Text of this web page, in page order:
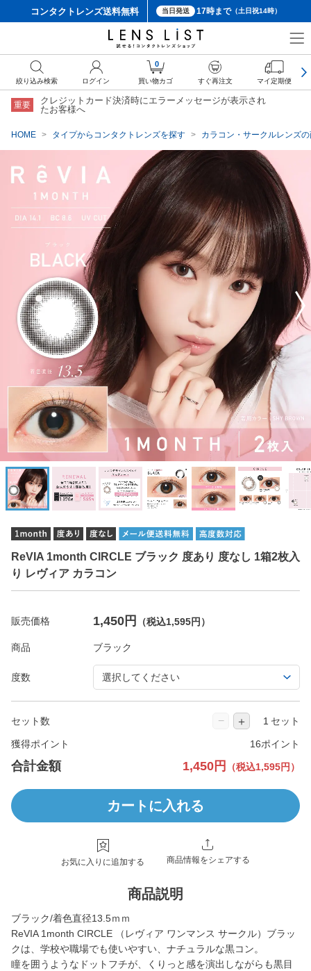
コンタクトレンズ送料無料 当日発送 17時まで（土日祝14時）
重要
クレジットカード決済時にエラーメッセージが表示され
たお客様へ
HOME タイプからコンタクトレンズを探す カラコン・サークルレンズ
ReVIA 1month CIRCLE ブラック 度あり 度なし 1箱2枚入
り レヴィア カラコン
販売価格 1,450円 （税込1,595円）
商品
度数
セット数 − ＋ セット
獲得ポイント 16ポイント
合計金額 1,450円 （税込1,595円）
カートに入れる
お気に入りに追加する 商品情報をシェアする
商品説明
ブラック/着色直径13.5ｍｍ
ReVIA 1month CIRCLE （レヴィア ワンマンス サークル）ブラッ
クは、学校や職場でも使いやすい、ナチュラルな黒コン。
瞳を囲うようなドットフチが、くりっと感を演出しながらも黒目
絞り込み検索 ログイン
0
買い物カゴ すぐ再注文 マイ定期便
クーポン詳細